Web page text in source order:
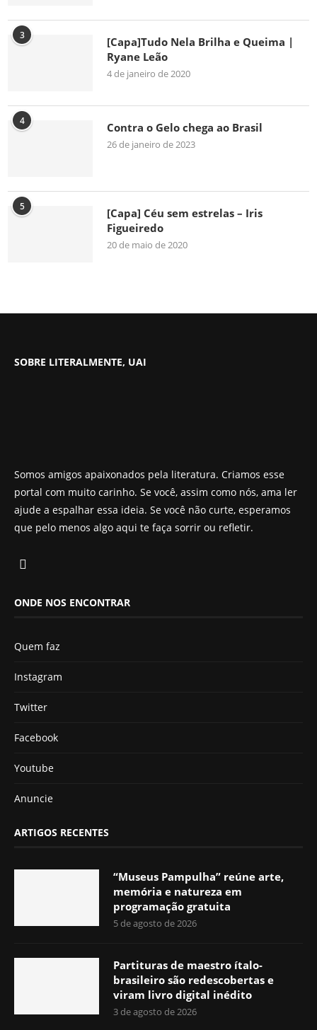
3
[Capa]Tudo Nela Brilha e Queima |
Ryane Leão
4 de janeiro de 2020
4 Contra o Gelo chega ao Brasil
26 de janeiro de 2023
5
[Capa] Céu sem estrelas – Iris
Figueiredo
20 de maio de 2020
SOBRE LITERALMENTE, UAI
Somos amigos apaixonados pela literatura. Criamos esse
portal com muito carinho. Se você, assim como nós, ama ler
ajude a espalhar essa ideia. Se você não curte, esperamos
que pelo menos algo aqui te faça sorrir ou refletir.
ONDE NOS ENCONTRAR
Quem faz
Instagram
Twitter
Facebook
Youtube
Anuncie
ARTIGOS RECENTES
“Museus Pampulha” reúne arte,
memória e natureza em
programação gratuita
5 de agosto de 2026
Partituras de maestro ítalo-
brasileiro são redescobertas e
viram livro digital inédito
3 de agosto de 2026